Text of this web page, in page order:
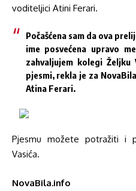
voditeljici Atini Ferari.
Počašćena sam da ova
ime posvećena upravo
zahvaljujem kolegi
pjesmi, rekla je za
Atina Ferari.
Pjesmu možete potražiti i
Vasića.
NovaBila.info